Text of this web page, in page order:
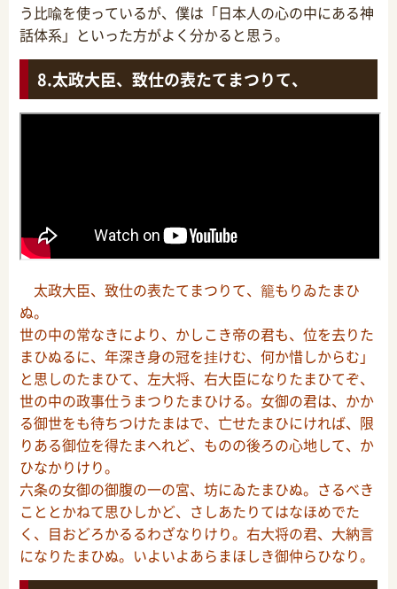
う比喩を使っているが、僕は「日本人の心の中にある神
話体系」といった方がよく分かると思う。
太政大臣、致仕の表たてまつりて、
太政大臣、致仕の表たてまつりて、籠もりゐたまひ
ぬ。
世の中の常なきにより、かしこき帝の君も、位を去りた
まひぬるに、年深き身の冠を挂けむ、何か惜しからむ」
と思しのたまひて、左大将、右大臣になりたまひてぞ、
世の中の政事仕うまつりたまひける。女御の君は、かか
る御世をも待ちつけたまはで、亡せたまひにければ、限
りある御位を得たまへれど、ものの後ろの心地して、か
ひなかりけり。
六条の女御の御腹の一の宮、坊にゐたまひぬ。さるべき
こととかねて思ひしかど、さしあたりてはなほめでた
く、目おどろかるるわざなりけり。右大将の君、大納言
になりたまひぬ。いよいよあらまほしき御仲らひなり。